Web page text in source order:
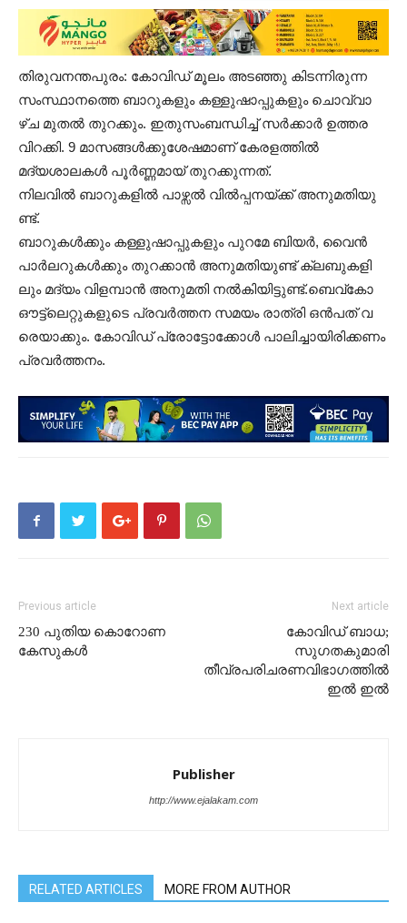
തി​രു​വ​ന​ന്ത​പു​രം: കോവിഡ് മൂലം അടഞ്ഞു കിടന്നിരുന്ന
സം​സ്ഥാ​ന​ത്തെ ബാ​റു​ക​ളും ക​ള്ളു​ഷാ​പ്പു​ക​ളും ചൊ​വ്വാ​
ഴ്ച മു​ത​ല്‍ തു​റ​ക്കും. ഇതുസംബന്ധിച്ച് സ​ര്‍​ക്കാ​ര്‍ ഉ​ത്ത​ര​
വിറക്കി. 9 മാസങ്ങൾക്കുശേഷമാണ് കേരളത്തിൽ
മദ്യശാലകൾ പൂർണ്ണമായ് തുറക്കുന്നത്.
നി​ല​വി​ല്‍ ബാ​റു​ക​ളി​ല്‍ പാ​ഴ്സ​ല്‍ വി​ല്‍​പ്പ​ന​യ്ക്ക് അ​നു​മ​തി​യു​
ണ്ട്.
ബാറുകൾക്കും കള്ളുഷാപ്പുകളും പുറമേ ബി​യ​ര്‍, വൈ​ന്‍
പാ​ര്‍​ല​റു​ക​ൾക്കും തു​റ​ക്കാൻ അനുമതിയുണ്ട് ക്ല​ബു​ക​ളി​
ലും മ​ദ്യം വി​ള​മ്പാ​ൻ അ​നു​മ​തി ന​ൽ​കിയിട്ടുണ്ട്.ബെ​വ്‍​കോ
ഔ​ട്ട്‌​ലെ​റ്റു​ക​ളു​ടെ പ്ര​വ​ര്‍​ത്ത​ന സ​മ​യം രാ​ത്രി ഒ​ന്‍​പ​ത് വ​
രെ​യാ​ക്കും. കോ​വി​ഡ് പ്രോ​ട്ടോ​ക്കോ​ള്‍ പാ​ലി​ച്ചാ​യി​രി​ക്ക​ണം
പ്ര​വ​ര്‍​ത്ത​നം.
Previous article
230 പുതിയ കൊറോണ
കേസുകൾ
Next article
കോവിഡ് ബാധ;
സുഗതകുമാരി
തീവ്രപരിചരണവിഭാഗത്തിൽ
ഇൽ ഇൽ
Publisher
http://www.ejalakam.com
RELATED ARTICLES MORE FROM AUTHOR